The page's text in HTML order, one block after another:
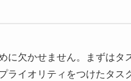
に欠かせません。まずはタ
ライオリティをつけたタス